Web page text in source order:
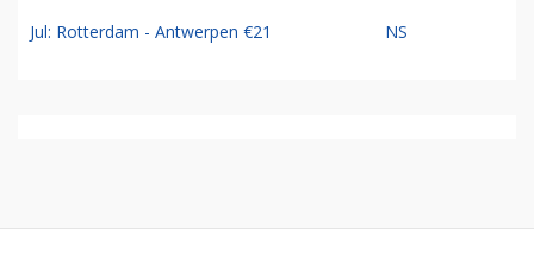
Jul: Rotterdam - Antwerpen €21 NS